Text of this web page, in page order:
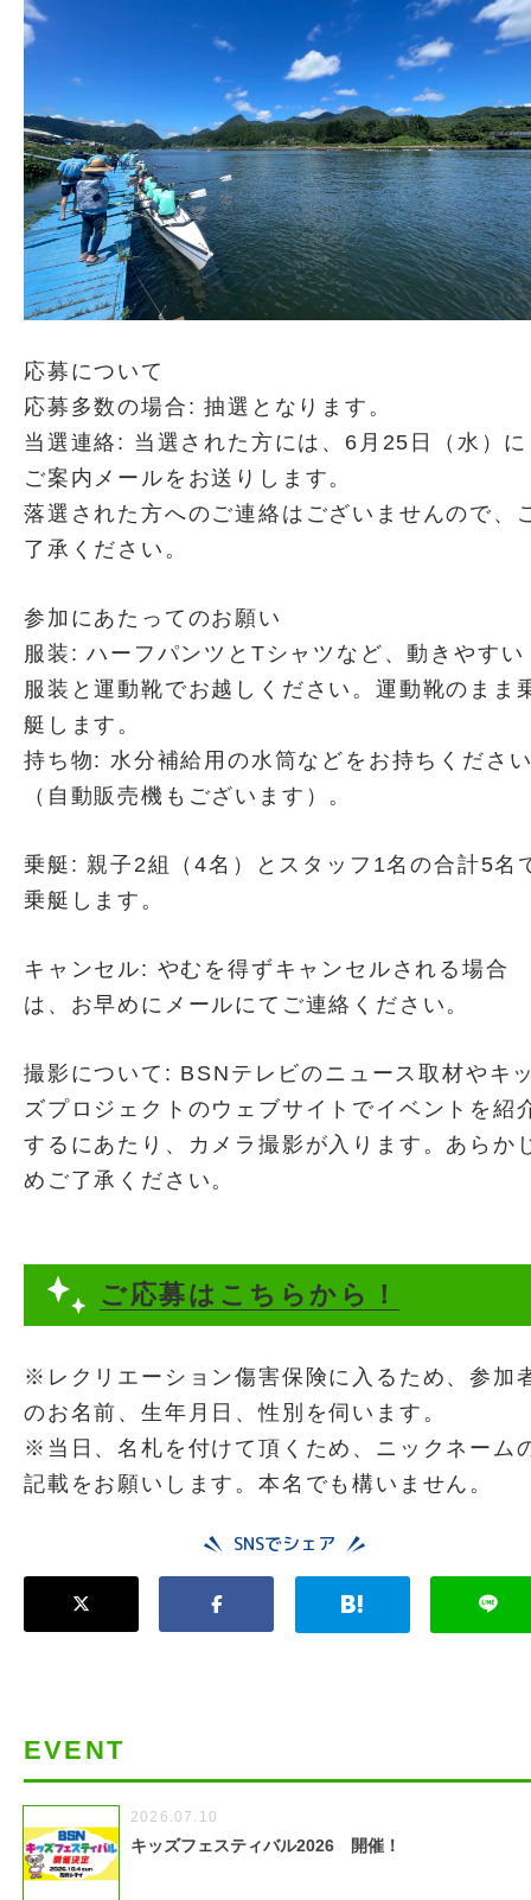
応募について
応募多数の場合: 抽選となります。
当選連絡: 当選された方には、6月25日（水）に
ご案内メールをお送りします。
落選された方へのご連絡はございませんので、
了承ください。
参加にあたってのお願い
服装: ハーフパンツとTシャツなど、動きやすい
服装と運動靴でお越しください。運動靴のまま
艇します。
持ち物: 水分補給用の水筒などをお持ちくださ
（自動販売機もございます）。
乗艇: 親子2組（4名）とスタッフ1名の合計5名
乗艇します。
キャンセル: やむを得ずキャンセルされる場合
は、お早めにメールにてご連絡ください。
撮影について: BSNテレビのニュース取材やキ
ズプロジェクトのウェブサイトでイベントを紹
するにあたり、カメラ撮影が入ります。あらか
めご了承ください。
ご応募はこちらから！
※レクリエーション傷害保険に入るため、参加
のお名前、生年月日、性別を伺います。
※当日、名札を付けて頂くため、ニックネーム
記載をお願いします。本名でも構いません。
SNSでシェア
EVENT
2026.07.10
キッズフェスティバル2026 開催！